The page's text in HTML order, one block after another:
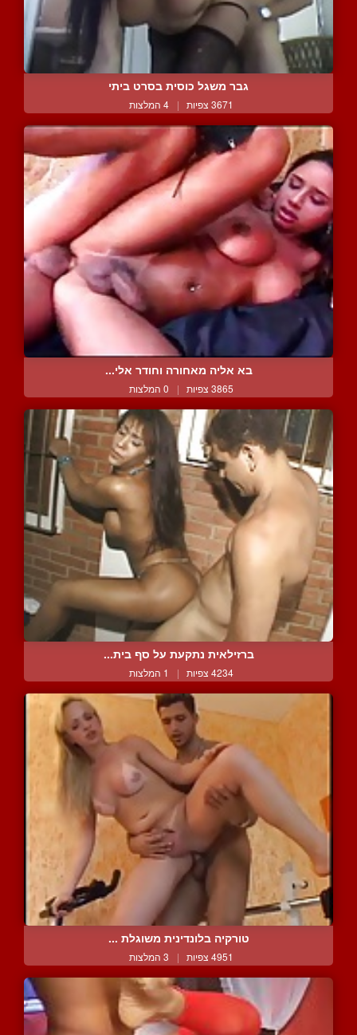
גבר משגל כוסית בסרט ביתי
3671 צפיות | 4 המלצות
בא אליה מאחורה וחודר אלי...
3865 צפיות | 0 המלצות
ברזילאית נתקעת על סף בית...
4234 צפיות | 1 המלצות
טורקיה בלונדינית משוגלת ...
4951 צפיות | 3 המלצות